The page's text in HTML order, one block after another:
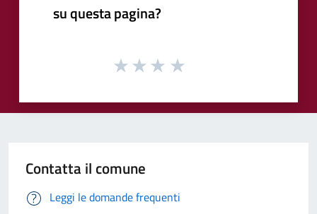
su questa pagina?
Contatta il comune
Leggi le domande frequenti